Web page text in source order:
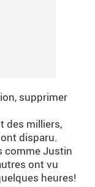
supprimer
des milliers,
disparu.
comme Justin
ont vu
heures!